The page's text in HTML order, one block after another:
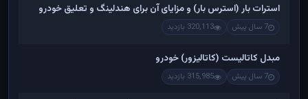
استرات بار (استرس بار) و مزایای آن برای هندلینگ و تعلیق خودرو
7 سال پیش 320,113 بازدید
مبدل کاتالیست (کاتالیزور) خودرو
7 سال پیش 315,985 بازدید